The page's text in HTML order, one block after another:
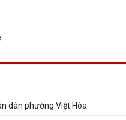
dân phường Việt Hòa